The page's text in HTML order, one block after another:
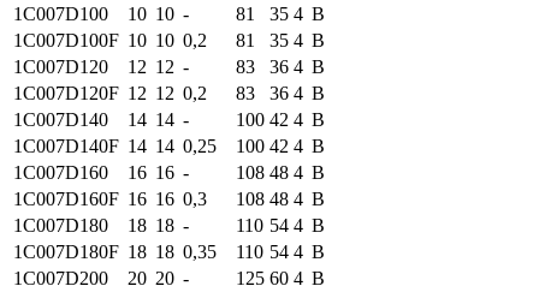
1C007D100 10 10 - 81 35 4 B
1C007D100F 10 10 0,2 81 35 4 B
1C007D120 12 12 - 83 36 4 B
1C007D120F 12 12 0,2 83 36 4 B
1C007D140 14 14 - 100 42 4 B
1C007D140F 14 14 0,25 100 42 4 B
1C007D160 16 16 - 108 48 4 B
1C007D160F 16 16 0,3 108 48 4 B
1C007D180 18 18 - 110 54 4 B
1C007D180F 18 18 0,35 110 54 4 B
1C007D200 20 20 - 125 60 4 B